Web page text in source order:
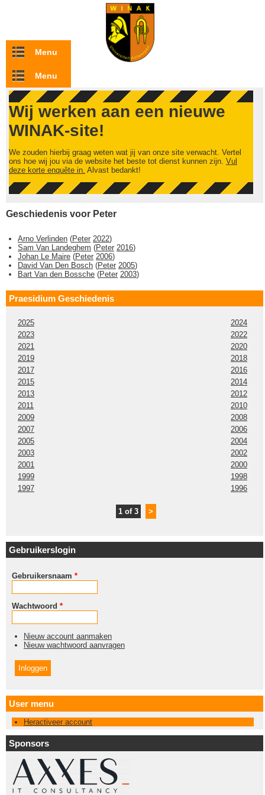
Overslaan en naar de inhoud gaan
Menu
Menu
Wij werken aan een nieuwe
WINAK-site!
We zouden hierbij graag weten wat jij van onze site verwacht. Vertel
ons hoe wij jou via de website het beste tot dienst kunnen zijn. Vul
deze korte enquête in. Alvast bedankt!
Geschiedenis voor Peter
Arno Verlinden (Peter 2022)
Sam Van Landeghem (Peter 2016)
Johan Le Maire (Peter 2006)
David Van Den Bosch (Peter 2005)
Bart Van den Bossche (Peter 2003)
Praesidium Geschiedenis
2025
2024
2023
2022
2021
2020
2019
2018
2017
2016
2015
2014
2013
2012
2011
2010
2009
2008
2007
2006
2005
2004
2003
2002
2001
2000
1999
1998
1997
1996
1 of 3 >
Gebruikerslogin
Gebruikersnaam *
Wachtwoord *
Nieuw account aanmaken
Nieuw wachtwoord aanvragen
User menu
Heractiveer account
Sponsors